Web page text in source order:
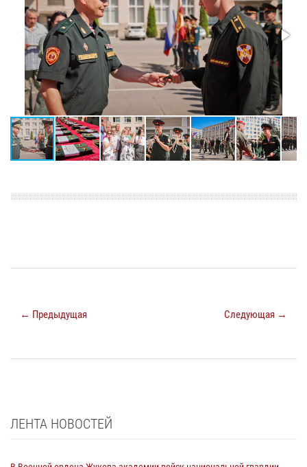
← Предыдущая Следующая →
ЛЕНТА НОВОСТЕЙ